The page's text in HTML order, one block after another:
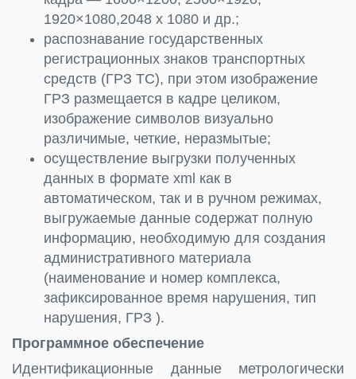
1920×1080,2048 x 1080 и др.;
распознавание государственных
регистрационных знаков транспортных
средств (ГРЗ ТС), при этом изображение
ГРЗ размещается в кадре целиком,
изображение символов визуально
различимые, четкие, неразмытые;
осуществление выгрузки полученных
данных в формате xml как в
автоматическом, так и в ручном режимах,
выгружаемые данные содержат полную
информацию, необходимую для создания
административного материала
(наименование и номер комплекса,
зафиксированное время нарушения, тип
нарушения, ГРЗ ).
Программное обеспечение
Идентификационные данные метрологически